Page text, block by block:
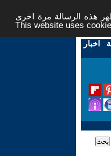
هذه الرسالة مرة اخرى -
This website uses
- اخبار